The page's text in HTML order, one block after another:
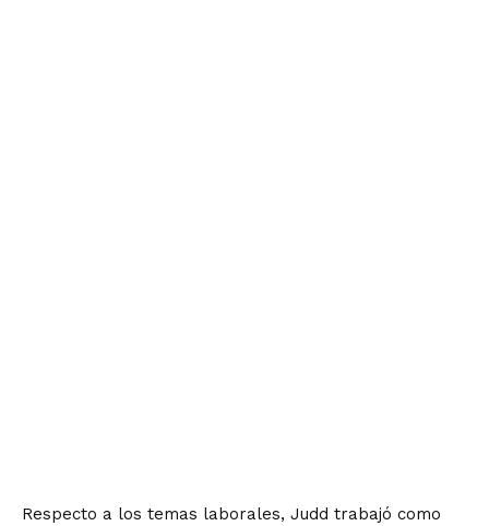
Respecto a los temas laborales, Judd trabajó como